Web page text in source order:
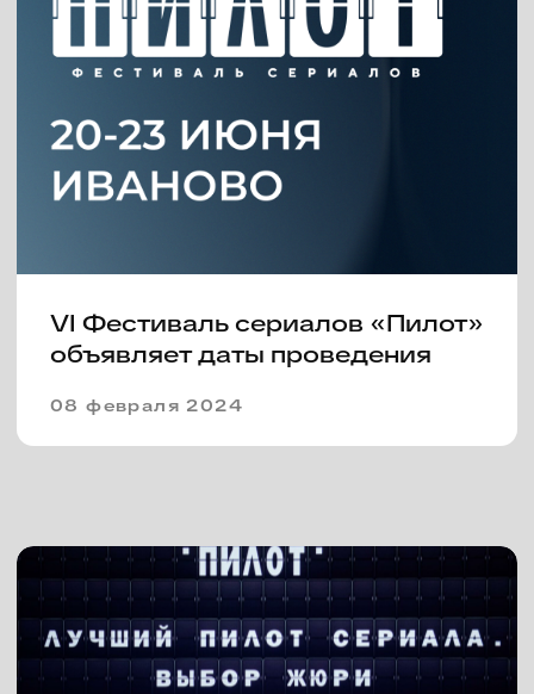
фестиваль сериалов «Пилот»,
проходивший в Иваново с 15 по
17 июля, подвел свои итоги.
Гигинеишвили и Максима
Пежемского вошли в
программу IV фестиваля
«Пилот»
07 июля 2022